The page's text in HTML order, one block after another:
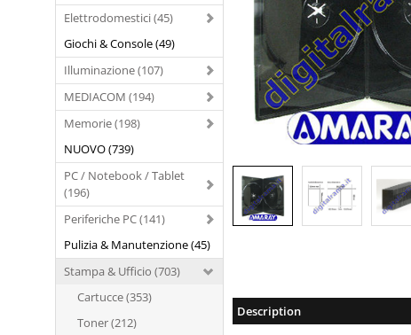
Elettrodomestici (45)
Giochi & Console (49)
Illuminazione (107)
MEDIACOM (194)
Memorie (198)
NUOVO (739)
PC / Notebook / Tablet
(196)
Periferiche PC (141)
Pulizia & Manutenzione (45)
Stampa & Ufficio (703)
Cartucce (353)
Toner (212)
Description